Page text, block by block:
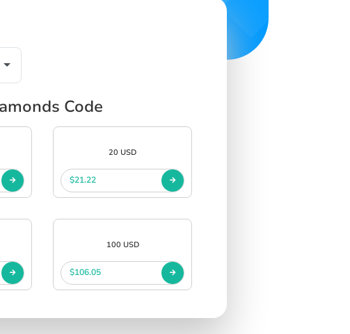
Code
20 USD
$21.22
100 USD
$106.05